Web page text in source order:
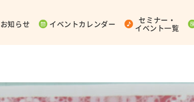
お知らせ イベントカレンダー
セミナー・
イベント一覧